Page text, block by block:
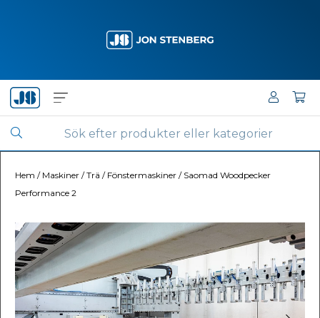
Hem / Maskiner /Trä / Fönstermaskiner / Saomad Woodpecker
Performance 2